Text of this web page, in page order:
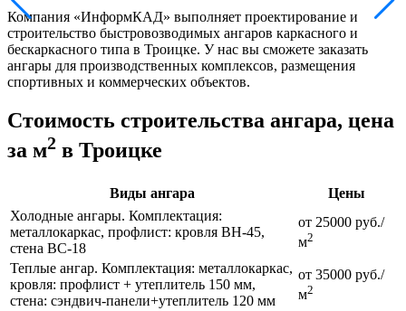
Компания «ИнформКАД» выполняет проектирование и
строительство быстровозводимых ангаров каркасного и
бескаркасного типа в Троицке. У нас вы сможете заказать
ангары для производственных комплексов, размещения
спортивных и коммерческих объектов.
Стоимость строительства ангара, цена
за м2 в Троицке
Виды ангара
Цены
Холодные ангары. Комплектация:
металлокаркас, профлист: кровля ВН-45,
стена ВС-18
от 25000 руб./
м2
Теплые ангар. Комплектация: металлокаркас,
кровля: профлист + утеплитель 150 мм,
стена: сэндвич-панели+утеплитель 120 мм
от 35000 руб./
м2